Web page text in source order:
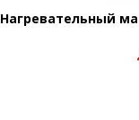
Нагревательный